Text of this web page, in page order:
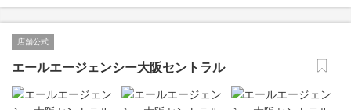
店舗公式
エールエージェンシー大阪セントラル